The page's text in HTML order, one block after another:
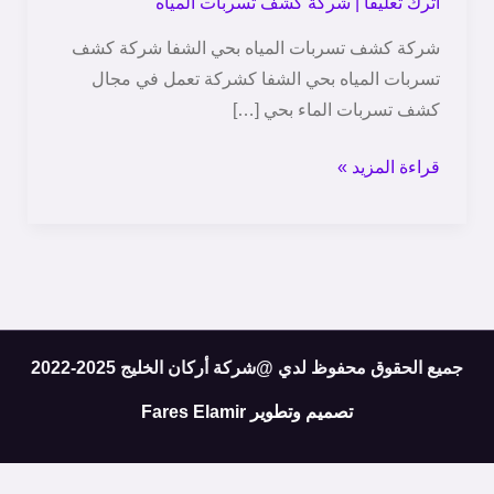
شركة كشف تسربات المياه بحي الشفا شركة كشف
تسربات المياه بحي الشفا كشركة تعمل في مجال
كشف تسربات الماء بحي […]
0580434368
قراءة المزيد »
جميع الحقوق محفوظ لدي @شركة أركان الخليج 2025-2022
تصميم وتطوير Fares Elamir